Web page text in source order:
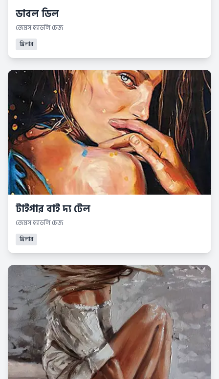
ডাবল ডিল
জেমস হ্যাডলি চেজ
থ্রিলার
টাইগার বাই দ্য টেল
জেমস হ্যাডলি চেজ
থ্রিলার